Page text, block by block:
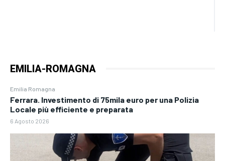
EMILIA-ROMAGNA
Emilia Romagna
Ferrara. Investimento di 75mila euro per una Polizia
Locale più efficiente e preparata
6 Agosto 2026